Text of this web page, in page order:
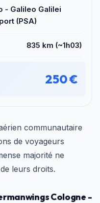
- Galileo Galilei
(PSA)
835 km (~1h03)
250 €
communautaire
de voyageurs
majorité ne
leurs droits.
Cologne -